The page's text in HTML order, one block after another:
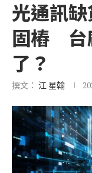
光通訊
固樁 台
了？
撰文： 江 星翰